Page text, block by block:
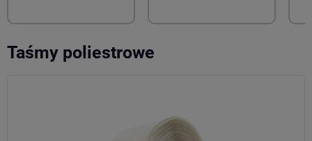
Taśmy poliestrowe